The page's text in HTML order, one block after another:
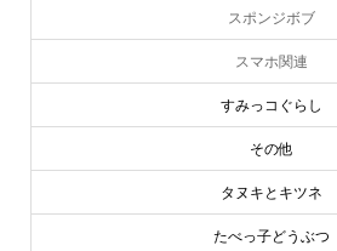
スポンジボブ
スマホ関連
すみっコぐらし
その他
タヌキとキツネ
たべっ子どうぶつ